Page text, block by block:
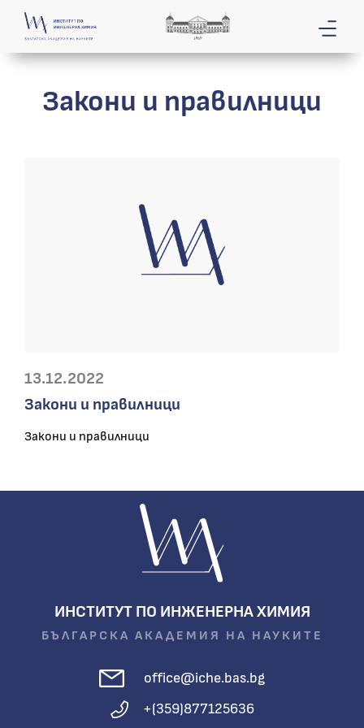
Закони и правилници
13.12.2022
Закони и правилници
Закони и правилници
ИНСТИТУТ ПО ИНЖЕНЕРНА ХИМИЯ
БЪЛГАРСКА АКАДЕМИЯ НА НАУКИТЕ
office@iche.bas.bg
+(359)877125636